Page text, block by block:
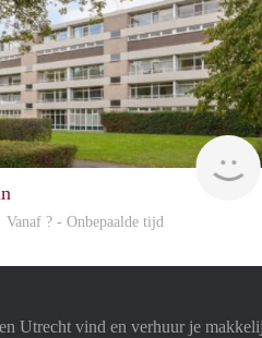
Vanaf ? - Onbepaalde tijd
Utrecht vind en verhuur je